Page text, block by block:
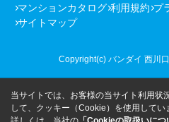
マンションカタログ 利用規約 プ
サイトマップ
Copyright(c) バンダイ 西川
当サイトでは、お客様の当サイト利用状
して、クッキー（Cookie）を使用してい